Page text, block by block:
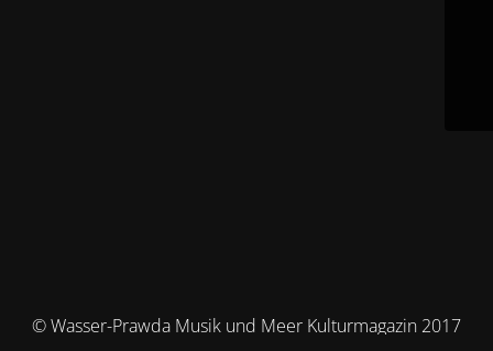
© Wasser-Prawda Musik und Meer Kulturmagazin 2017